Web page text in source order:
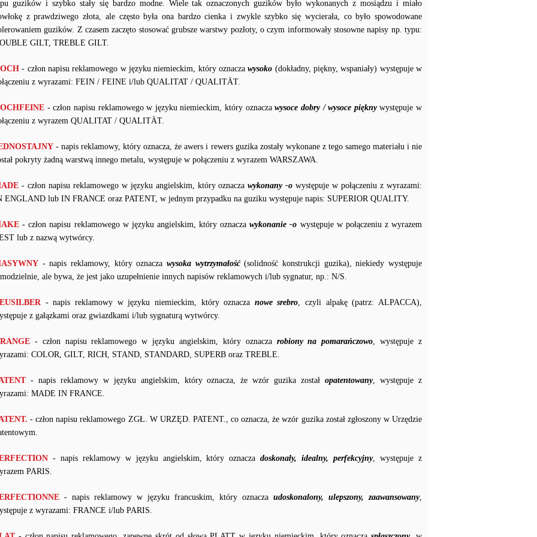
guzików i szybko stały się bardzo modne. Wiele tak oznaczonych guzików było wykonanych z mosiądzu i miało
z prawdziwego złota, ale często była ona bardzo cienka i zwykle szybko się wycierała, co było spowodowane
guzików. Z czasem zaczęto stosować grubsze warstwy pozłoty, o czym informowały stosowne napisy np. typu:
GILT, TREBLE GILT.
- człon napisu reklamowego w języku niemieckim, który oznaczawysoko (dokładny, piękny, wspaniały) występuje w
z wyrazami: FEIN / FEINE i/lub QUALITAT / QUALITÄT.
- człon napisu reklamowego w języku niemieckim, który oznaczawysoce dobry / wysoce pięknywystępuje w
z wyrazem QUALITAT / QUALITÄT.
- napis reklamowy, który oznacza, że awers i rewers guzika zostały wykonane z tego samego materiału i nie
pokryty żadną warstwą innego metalu, występuje w połączeniu z wyrazem WARSZAWA.
- człon napisu reklamowego w języku angielskim, który oznaczawykonany -o występuje w połączeniu z wyrazami:
ENGLAND lub IN FRANCE oraz PATENT, w jednym przypadku na guziku występuje napis: SUPERIOR QUALITY.
- człon napisu reklamowego w języku angielskim, który oznaczawykonanie -o występuje w połączeniu z wyrazem
lub z nazwą wytwórcy.
- napis reklamowy, który oznacza wysoka wytrzymałość(solidność konstrukcji guzika), niekiedy występuje
ale bywa, że jest jako uzupełnienie innych napisów reklamowych i/lub sygnatur, np.: N/S.
- napis reklamowy w języku niemieckim, który oznacza nowe srebro, czyli alpakę (patrz: ALPACCA),
z gałązkami oraz gwiazdkami i/lub sygnaturą wytwórcy.
- człon napisu reklamowego w języku angielskim, który oznacza robiony na pomarańczowo, występuje z
COLOR, GILT, RICH, STAND, STANDARD, SUPERB oraz TREBLE.
- napis reklamowy w języku angielskim, który oznacza, że wzór guzika zostałopatentowany, występuje z
MADE IN FRANCE.
- człon napisu reklamowego ZGŁ. W URZĘD. PATENT., co oznacza, że wzór guzika został zgłoszony w Urzędzie
- napis reklamowy w języku angielskim, który oznaczadoskonały, idealny, perfekcyjny, występuje z
PARIS.
- napis reklamowy w języku francuskim, który oznacza udoskonalony, ulepszony, zaawansowany,
z wyrazami: FRANCE i/lub PARIS.